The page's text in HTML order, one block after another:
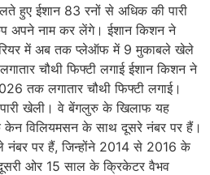
हुए ईशान 83 रनों से अधिक की पारी
अपने नाम कर लेंगे। ईशान किशन ने
में अब तक प्लेऑफ में 9 मुकाबले खेले
चौथी फिफ्टी लगाई ईशान किशन ने
तक लगातार चौथी फिफ्टी लगाई।
खेली। वे बेंगलुरु के खिलाफ यह
केन विलियमसन के साथ दूसरे नंबर पर हैं।
नंबर पर हैं, जिन्होंने 2014 से 2016 के
दूसरी ओर 15 साल के क्रिकेटर वैभव